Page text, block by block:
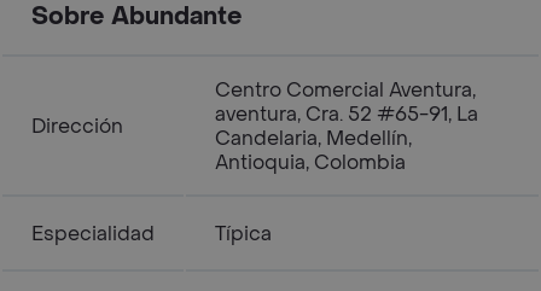
Sobre Abundante
Dirección
Centro Comercial Aventura,
aventura, Cra. 52 #65-91, La
Candelaria, Medellín,
Antioquia, Colombia
Especialidad Típica